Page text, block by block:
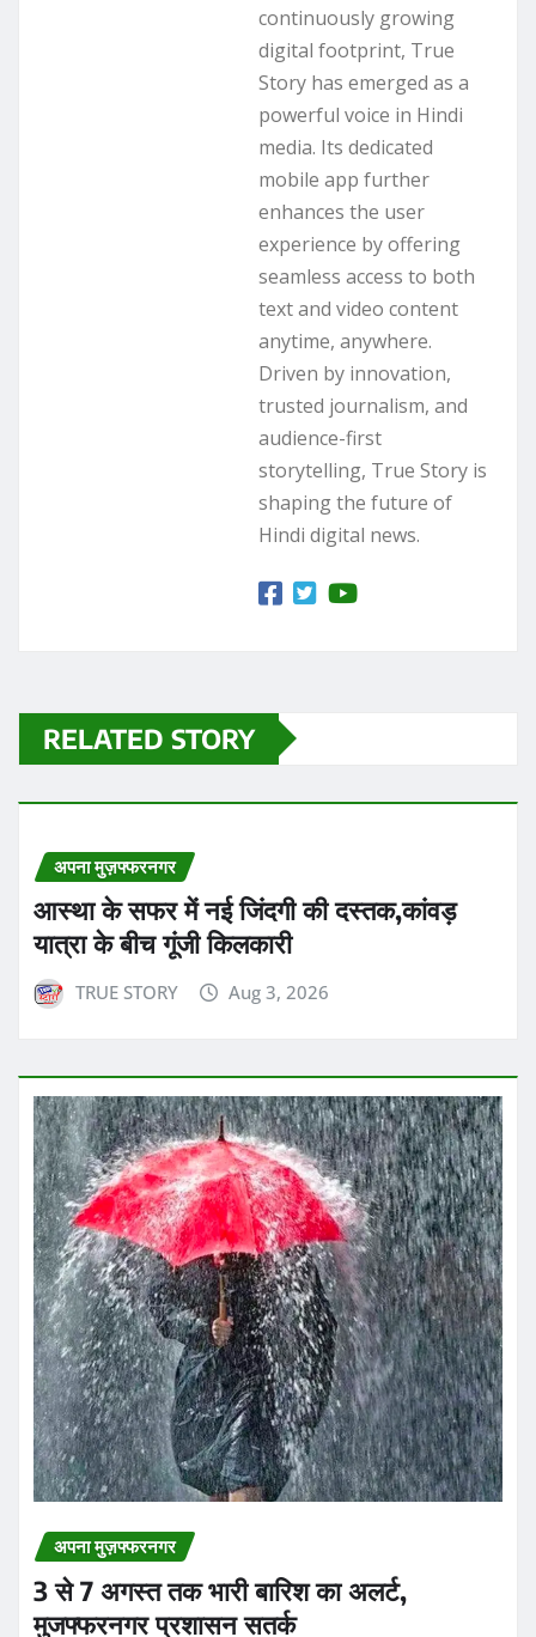
continuously growing
digital footprint, True
Story has emerged as a
powerful voice in Hindi
media. Its dedicated
mobile app further
enhances the user
experience by offering
seamless access to both
text and video content
anytime, anywhere.
Driven by innovation,
trusted journalism, and
audience-first
storytelling, True Story is
shaping the future of
Hindi digital news.
RELATED STORY
अपना मुज़फ्फरनगर
आस्था के सफर में नई जिंदगी की दस्तक,कांवड़
यात्रा के बीच गूंजी किलकारी
TRUE STORY Aug 3, 2026
अपना मुज़फ्फरनगर
3 से 7 अगस्त तक भारी बारिश का अलर्ट,
मुजफ्फरनगर प्रशासन सतर्क